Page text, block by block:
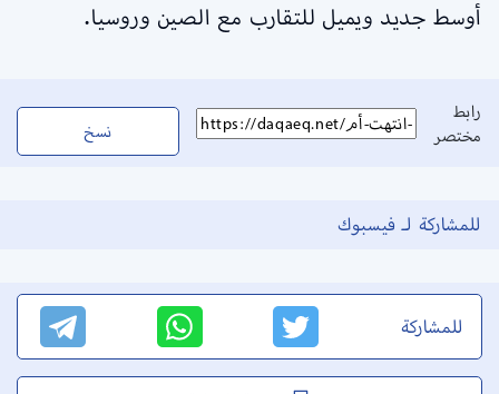
أوسط جديد ويميل للتقارب مع الصين وروسيا.
رابط
مختصر
نسخ
للمشاركة لـ فيسبوك
للمشاركة